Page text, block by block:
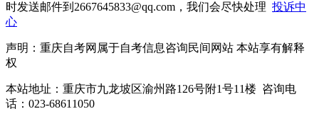
时发送邮件到2667645833@qq.com，我们会尽快处理 投诉中
心
声明：重庆自考网属于自考信息咨询民间网站 本站享有解释
权
本站地址：重庆市九龙坡区渝州路126号附1号11楼 咨询电
话：023-68611050